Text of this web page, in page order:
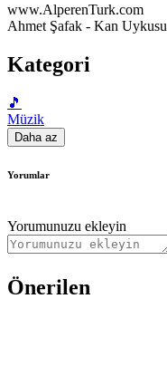
www.AlperenTurk.com
Ahmet Şafak - Kan Uykusu
Kategori
🎵
Müzik
Daha az
Yorumlar
Yorumunuzu ekleyin
Önerilen